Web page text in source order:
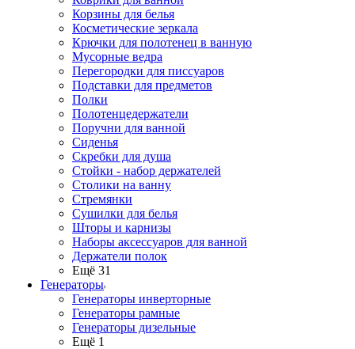
Корзины для белья
Косметические зеркала
Крючки для полотенец в ванную
Мусорные ведра
Перегородки для писсуаров
Подставки для предметов
Полки
Полотенцедержатели
Поручни для ванной
Сиденья
Скребки для душа
Стойки - набор держателей
Столики на ванну
Стремянки
Сушилки для белья
Шторы и карнизы
Наборы аксессуаров для ванной
Держатели полок
Ещё 31
Генераторы
Генераторы инверторные
Генераторы рамные
Генераторы дизельные
Ещё 1